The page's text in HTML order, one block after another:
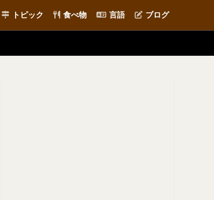
トピック 食べ物 言語 ブログ